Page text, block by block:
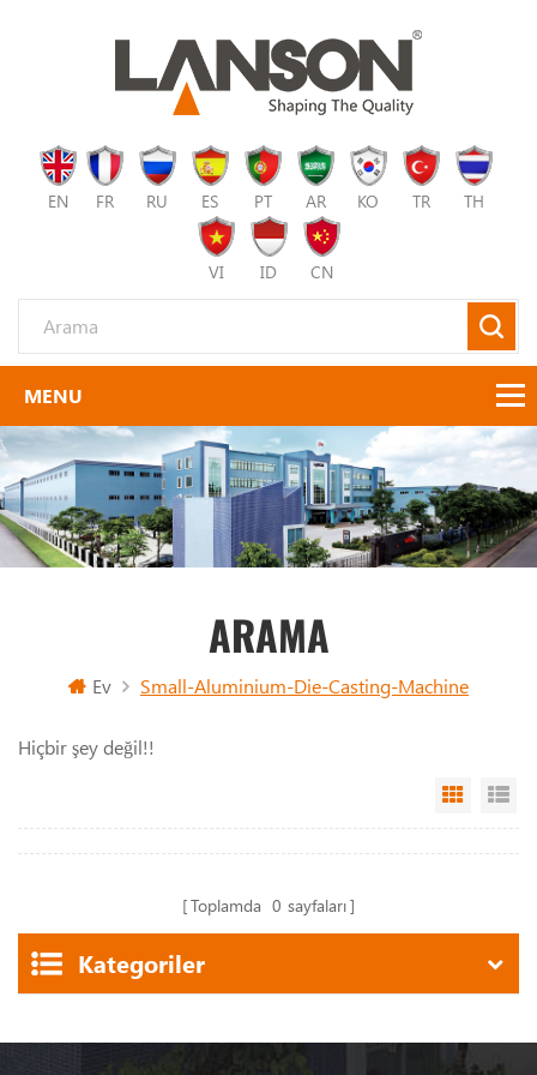
EN FR RU ES PT AR KO TR TH
VI ID CN
ARAMA
Ev Small-Aluminium-Die-Casting-Machine
Hiçbir şey değil!!
Grid
Toplamda 0 sayfaları
Kategoriler